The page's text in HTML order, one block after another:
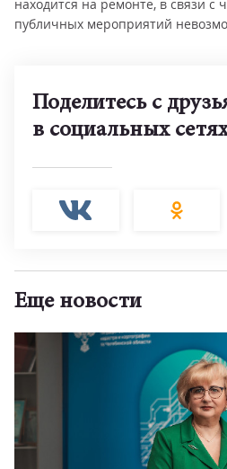
находится на ремонте, в связи с
публичных мероприятий
Поделитесь с
в социальных
Еще новости